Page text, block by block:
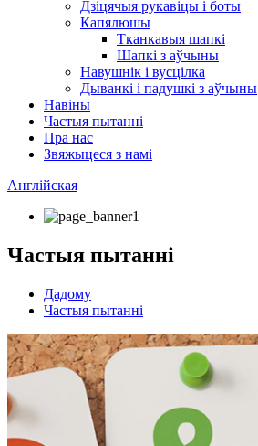
Дзіцячыя рукавіцы і боты
Капялюшы
Тканкавыя шапкі
Шапкі з аўчыны
Навушнік і вусцілка
Дыванкі і падушкі з аўчыны
Навіны
Частыя пытанні
Пра нас
Звяжыцеся з намі
Англійская
Частыя пытанні
Дадому
Частыя пытанні